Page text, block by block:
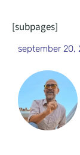
[subpages]
september 20,